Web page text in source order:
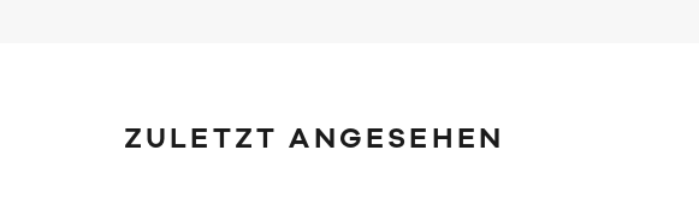
ZULETZT ANGESEHEN